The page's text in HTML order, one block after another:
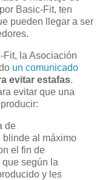
Basic-Fit, ten
pueden llegar a ser
la Asociación
un comunicado
evitar estafas.
evitar que una
de
blinde al máximo
el fin de
según la
y les